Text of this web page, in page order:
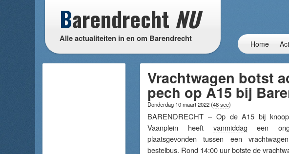
Barendrecht NU
Alle actualiteiten in en om Barendrecht
Home
Vrachtwagen botst
pech op A15 bij
Donderdag 10 maart 2022(48 sec)
BARENDRECHT – Op de A15 bij
Vaanplein heeft vanmiddageen
plaatsgevonden tussen een
bestelbus. Rond 14:00 uur botste de